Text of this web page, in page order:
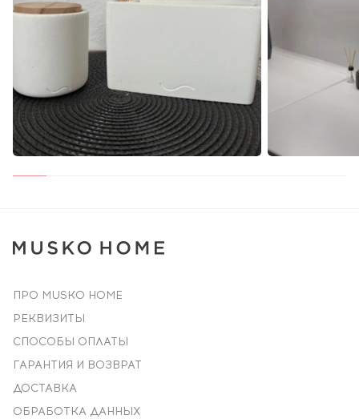
ПРО MUSKO HOME
РЕКВИЗИТЫ
СПОСОБЫ ОПЛАТЫ
ГАРАНТИЯ И ВОЗВРАТ
ДОСТАВКА
ОБРАБОТКА ДАННЫХ